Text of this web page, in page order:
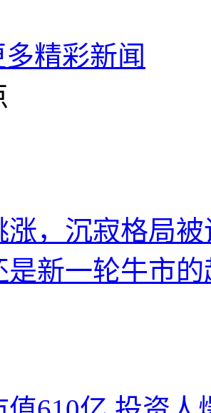
精彩新闻
涨，沉寂格局
是新一轮牛市